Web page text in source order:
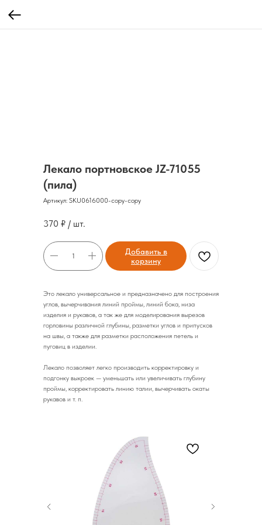
Лекало портновское JZ-71055
(пила)
Артикул: SKU0616000-copy-copy
370 ₽ / шт.
Добавить в
корзину
Это лекало универсальное и предназначено для построения
углов, вычерчивания линий проймы, линий бока, низа
изделия и рукавов, а так же для моделирования вырезов
горловины различной глубины, разметки углов и припусков
на швы, а также для разметки расположения петель и
пуговиц в изделии.
Лекало позволяет легко производить корректировку и
подгонку выкроек — уменьшать или увеличивать глубину
проймы, корректировать линию талии, вычерчивать окаты
рукавов и т. п.